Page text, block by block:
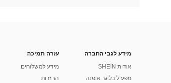
מידע לגבי החברה
אודות SHEIN
מפעיל בלוגר אופנה
עזרה תמיכה
מידע למשלוחים
החזרות